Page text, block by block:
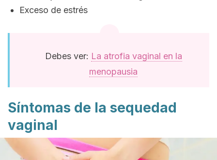
Exceso de estrés
Debes ver: La atrofia vaginal en la
menopausia
Síntomas de la sequedad
vaginal